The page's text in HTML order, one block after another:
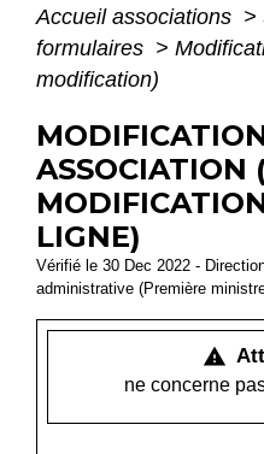
Accueil associations >
formulaires >
modification)
ASSOCIATION
LIGNE)
Vérifié le 30 Dec 2022 -
administrative (Première
warning
ne concerne